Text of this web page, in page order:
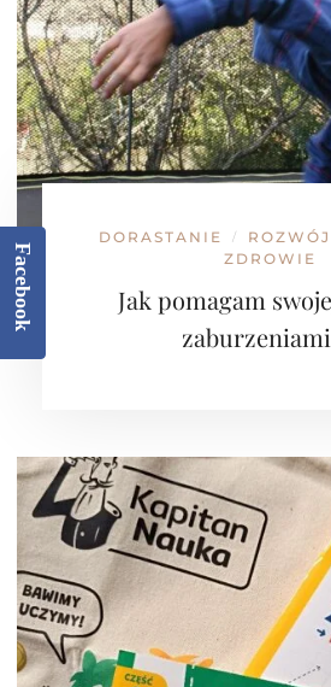
DORASTANIE /
ZDROWIE
Jak pomagam
Facebook